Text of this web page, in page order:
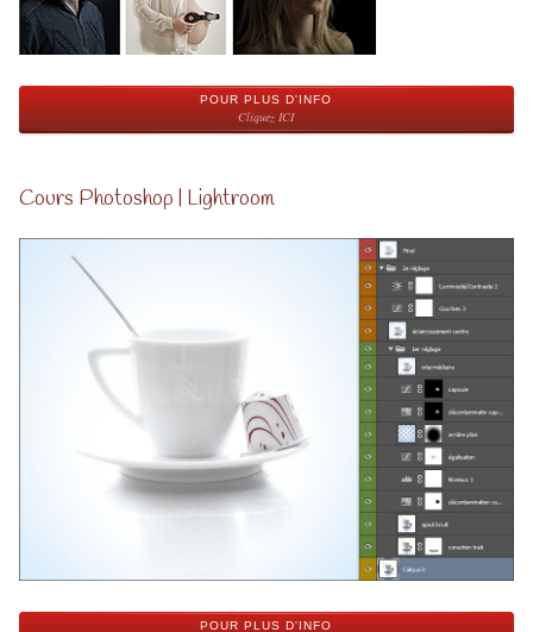
POUR PLUS D'INFO
Cliquez ICI
Cours Photoshop | Lightroom
POUR PLUS D'INFO